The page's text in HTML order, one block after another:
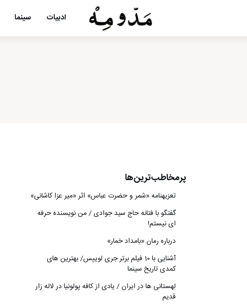
ادبیات سینما
پرمخاطب‌ترین‌ها
تعزیه‎نامه‏ «شمر و حضرت عباس» اثر «میر عزا کاشانی»
گفتگو با فتانه حاج سید جوادی / من نویسنده حرفه
ای نیستم!
درباره رمان «بامداد خمار»
آشنایی با 10 فیلم برتر جری لوییس/ بهترین های
کمدی تاریخ سینما
لهستانی ها در ایران / یادی از کافه پولونیا در لاله زار
قدیم